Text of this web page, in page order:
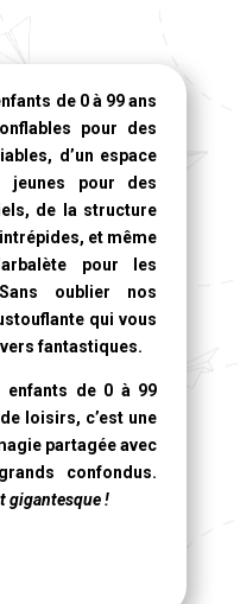
de 0 à 99 ans
pour des
d’un espace
jeunes pour des
de la structure
et même
pour les
oublier nos
qui vous
fantastiques.
enfants de 0 à 99
loisirs, c’est une
partagée avec
confondus.
gigantesque !